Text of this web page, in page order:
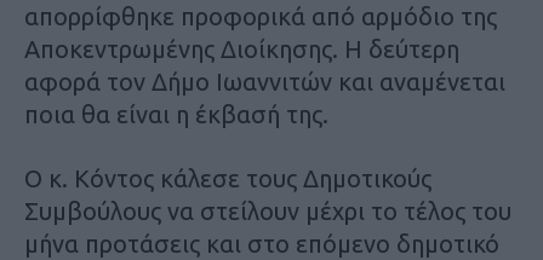
απορρίφθηκε προφορικά από αρμόδιο της
Αποκεντρωμένης Διοίκησης. Η δεύτερη
αφορά τον Δήμο Ιωαννιτών και αναμένεται
ποια θα είναι η έκβασή της.
Ο κ. Κόντος κάλεσε τους Δημοτικούς
Συμβούλους να στείλουν μέχρι το τέλος του
μήνα προτάσεις και στο επόμενο δημοτικό